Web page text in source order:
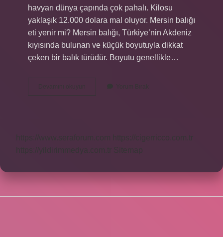
havyarı dünya çapında çok pahalı. Kilosu
yaklaşık 12.000 dolara mal oluyor. Mersin balığı
eti yenir mi? Mersin balığı, Türkiye’nin Akdeniz
kıyısında bulunan ve küçük boyutuyla dikkat
çeken bir balık türüdür. Boyutu genellikle…
Devamını okuyun
Balığı
Yorum Bırak
https://www.seraforum.com
https://cigerricco.com.tr
https://yildirimmedya.com.tr Sitemap